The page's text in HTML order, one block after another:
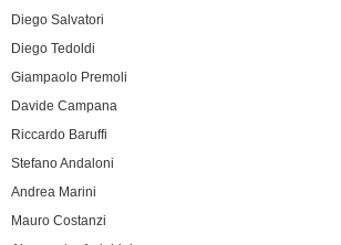
Diego Salvatori
Diego Tedoldi
Giampaolo Premoli
Davide Campana
Riccardo Baruffi
Stefano Andaloni
Andrea Marini
Mauro Costanzi